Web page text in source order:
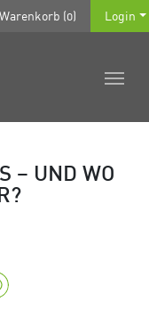
(0) Login
– UND WO